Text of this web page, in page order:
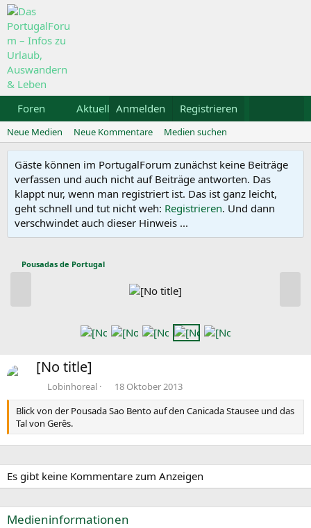
Foren Aktuelles Galerie Kalender
Anmelden Registrieren
Neue Medien Neue Kommentare Medien suchen
Gäste können im PortugalForum zunächst keine Beiträge
verfassen und auch nicht auf Beiträge antworten. Das
klappt nur, wenn man registriert ist. Das ist ganz leicht,
geht schnell und tut nicht weh: Registrieren. Und dann
verschwindet auch dieser Hinweis ...
Pousadas de Portugal
r
i
g
t
[No title]
Lobinhoreal
18 Oktober 2013
Blick von der Pousada Sao Bento auf den Canicada Stausee und das
Tal von Gerês.
Es gibt keine Kommentare zum Anzeigen
Medieninformationen